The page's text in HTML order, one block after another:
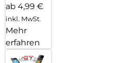
ab 4,99 €
inkl. MwSt.
Mehr
erfahren